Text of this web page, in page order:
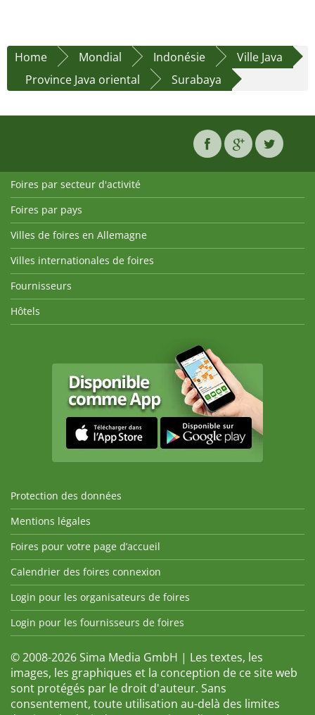
Home Mondial Indonésie
Ville Java
Province Java oriental
Surabaya
Foires par secteur d'activité
Foires par pays
Villes de foires en Allemagne
Villes internationales de foires
Fournisseurs
Hôtels
Protection des données
Mentions légales
Foires pour votre page d’accueil
Calendrier des foires connexion
Login pour les organisateurs de foires
Login pour les fournisseurs de foires
© 2008-2026 Sima Media GmbH | Les textes, les
images, les graphiques et la conception de ce site web
sont protégés par le droit d'auteur. Sans
consentement, toute utilisation au-delà des limites